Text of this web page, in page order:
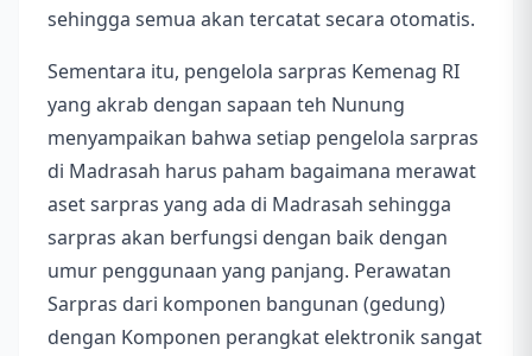
sehingga semua akan tercatat secara otomatis.
Sementara itu, pengelola sarpras Kemenag RI
yang akrab dengan sapaan teh Nunung
menyampaikan bahwa setiap pengelola sarpras
di Madrasah harus paham bagaimana merawat
aset sarpras yang ada di Madrasah sehingga
sarpras akan berfungsi dengan baik dengan
umur penggunaan yang panjang. Perawatan
Sarpras dari komponen bangunan (gedung)
dengan Komponen perangkat elektronik sangat